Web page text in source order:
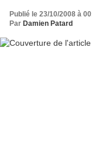
Publié le 23/10/2008 à
Par Damien Patard